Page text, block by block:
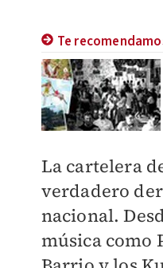
Te
La cartelera
verdadero
nacional.
música como